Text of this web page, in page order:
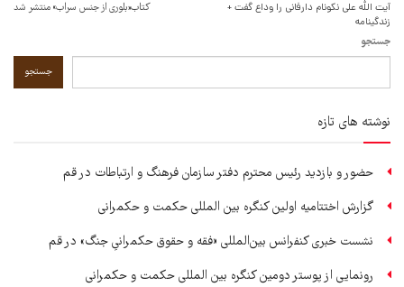
آیت الله علی نکونام دارفانی را وداع گفت +
زندگینامه
کتاب«بلوری از جنس سراب» منتشر شد
جستجو
جستجو
نوشته های تازه
حضور و بازدید رئیس محترم دفتر سازمان فرهنگ و ارتباطات در قم
گزارش اختتامیه اولین کنگره بین المللی حکمت و حکمرانی
نشست خبری کنفرانس بین‌المللی «فقه و حقوق حکمرانیِ جنگ» در قم
رونمایی از پوستر دومین کنگره بین المللی حکمت و حکمرانی